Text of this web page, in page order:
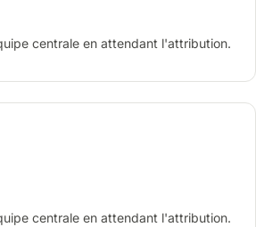
centrale en attendant l'attribution.
centrale en attendant l'attribution.